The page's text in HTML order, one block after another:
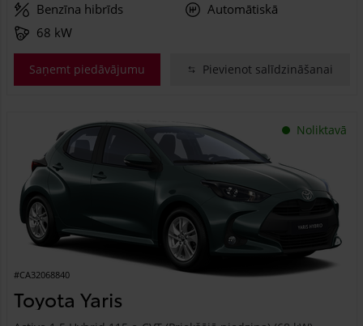
Benzīna hibrīds
Automātiskā
68 kW
Saņemt piedāvājumu Pievienot salīdzināšanai
Noliktavā
#CA32068840
Toyota Yaris